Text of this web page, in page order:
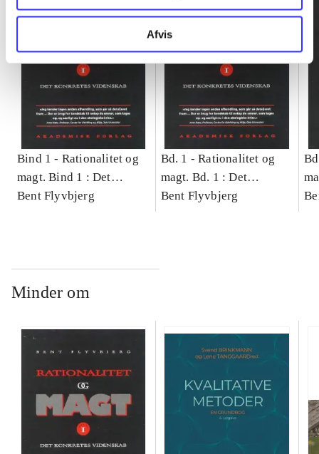
Afvis
Bind 1 - Rationalitet og
magt. Bind 1 : Det
konkretes videnskab
Bent Flyvbjerg
Bd. 1 -Rationalitet og
magt. Bd. 1 : Det
konkretes videnskab
Bent Flyvbjerg
Minder om